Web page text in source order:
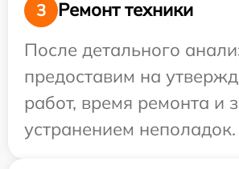
3
Ремонт техники
После детального
предоставим на
работ, время ремонта и
устранением неполадок.